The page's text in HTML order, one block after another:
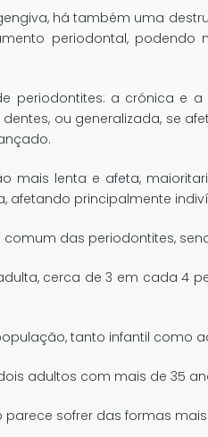
há também uma
periodontal,
periodontites: a crónica e
ou generalizada, se
mais lenta e afeta,
afetando principalmente
das periodontites,
cerca de 3 em cada 4
tanto infantil como
adultos com mais de 35
sofrer das formas